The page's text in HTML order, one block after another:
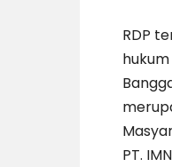
RDP
PT.